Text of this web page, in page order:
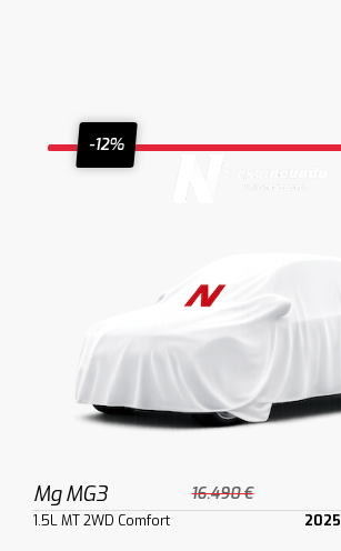
-12%
Mg MG3 16.490 €
1.5L MT 2WD Comfort 2025